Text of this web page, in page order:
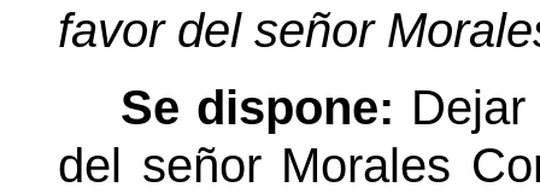
favor del señor
Se dispone:
del señor Morales